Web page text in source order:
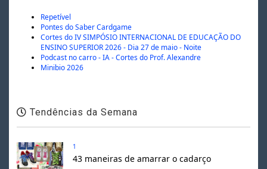
Repetível
Pontes do Saber Cardgame
Cortes do IV SIMPÓSIO INTERNACIONAL DE EDUCAÇÃO DO
ENSINO SUPERIOR 2026 - Dia 27 de maio - Noite
Podcast no carro - IA - Cortes do Prof. Alexandre
Minibio 2026
Tendências da Semana
1
43 maneiras de amarrar o cadarço